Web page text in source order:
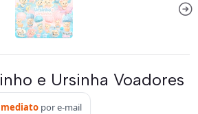
e Ursinha Voadores
por e-mail